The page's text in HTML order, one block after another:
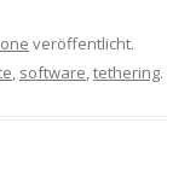
veröffentlicht.
, software,tethering.